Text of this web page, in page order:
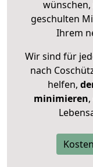
geschulten
Ihrem
Wir sind für
nach
helfen,
minimieren